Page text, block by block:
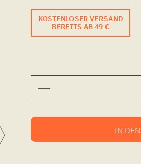
KOSTENLOSER VERSAND
BEREITS AB 49 €
IN DEN